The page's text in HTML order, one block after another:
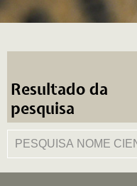
Resultado da
pesquisa